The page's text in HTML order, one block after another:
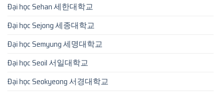
Đại học Sehan 세한대학교
Đại học Sejong 세종대학교
Đại học Semyung 세명대학교
Đại học Seoil 서일대학교
Đại học Seokyeong 서경대학교